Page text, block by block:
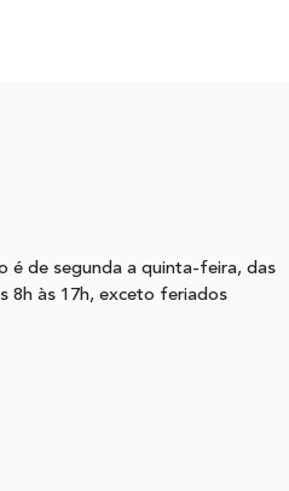
é de segunda a quinta-feira, das
8h às 17h, exceto feriados